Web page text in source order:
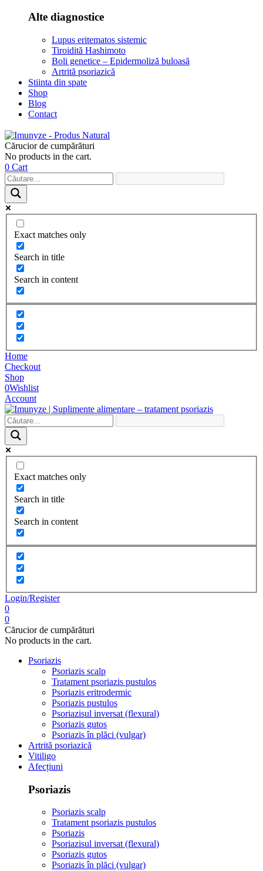
Alte diagnostice
Lupus eritematos sistemic
Tiroidită Hashimoto
Boli genetice – Epidermoliză buloasă
Artrită psoriazică
Stiinta din spate
Shop
Blog
Contact
Cărucior de cumpărături
No products in the cart.
0 Cart
Exact matches only
Search in title
Search in content
Home
Checkout
Shop
0Wishlist
Account
Exact matches only
Search in title
Search in content
Login/Register
0
0
Cărucior de cumpărături
No products in the cart.
Psoriazis
Psoriazis scalp
Tratament psoriazis pustulos
Psoriazis eritrodermic
Psoriazis pustulos
Psoriazisul inversat (flexural)
Psoriazis gutos
Psoriazis în plăci (vulgar)
Artrită psoriazică
Vitiligo
Afecțiuni
Psoriazis
Psoriazis scalp
Tratament psoriazis pustulos
Psoriazis
Psoriazisul inversat (flexural)
Psoriazis gutos
Psoriazis în plăci (vulgar)